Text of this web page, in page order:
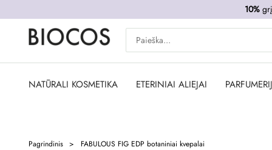
10%
NATŪRALI KOSMETIKA ETERINIAI ALIEJAI
Pagrindinis FABULOUS FIG EDP botaniniai kvepalai